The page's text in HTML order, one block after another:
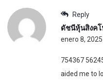
Reply
ดัชนีหุ้นสิงคโ
enero 8,
754367
aided me to